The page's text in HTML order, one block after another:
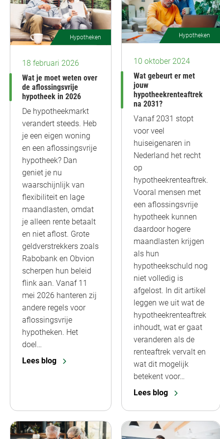
Hypotheken
18 februari 2026
Wat je moet weten over
de aflossingsvrije
hypotheek in 2026
De hypotheekmarkt
verandert steeds. Heb
je een eigen woning
en een aflossingsvrije
hypotheek? Dan
geniet je nu
waarschijnlijk van
flexibiliteit en lage
maandlasten, omdat
je alleen rente betaalt
en niet aflost. Grote
geldverstrekkers zoals
Rabobank en Obvion
scherpen hun beleid
flink aan. Vanaf 11
mei 2026 hanteren zij
andere regels voor
aflossingsvrije
hypotheken. Het
doel…
Lees blog
Hypotheken
10 oktober 2024
Wat gebeurt er met
jouw
hypotheekrenteaftrek
na 2031?
Vanaf 2031 stopt
voor veel
huiseigenaren in
Nederland het recht
op
hypotheekrenteaftrek.
Vooral mensen met
een aflossingsvrije
hypotheek kunnen
daardoor hogere
maandlasten krijgen
als hun
hypotheekschuld nog
niet volledig is
afgelost. In dit artikel
leggen we uit wat de
hypotheekrenteaftrek
inhoudt, wat er gaat
veranderen als de
renteaftrek vervalt en
wat dit mogelijk
betekent voor…
Lees blog